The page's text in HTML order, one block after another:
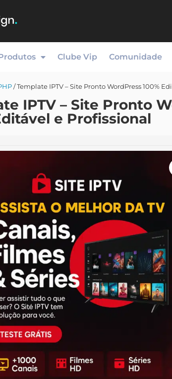
Clube Vip Comunidade
/ Template IPTV – Site Pronto WordPress 100%
IPTV – Site Pronto
e Profissional